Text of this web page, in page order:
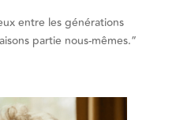
entre les générations
partie nous-mêmes.”